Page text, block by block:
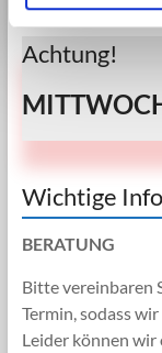
Achtung!
Wichtige
BERATUNG
Bitte vereinbaren
Termin, sodass
Leider können